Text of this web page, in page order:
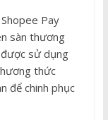
Pay
sàn thương
sử dụng
thức
để chinh phục